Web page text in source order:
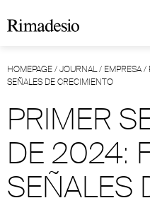
HOMEPAGE/JOURNAL/ EMPRESA/
SEÑALES DE CRECIMIENTO
PRIMER
DE 2024:
SEÑALES